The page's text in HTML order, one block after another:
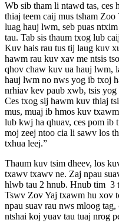
Wb sib tham li ntawd tas,
thiaj teem caij mus tsham
luag hauj lwm, seb puas
tau. Tab sis thaum txog lub
Kuv hais rau tus tij laug kuv
hawm rau kuv xav me ntsis
qhov chaw kuv ua hauj lwm,
hauj lwm no nws yog ib txoj
nrhiav kev paub xwb, tsis
Ces txog sij hawm kuv thiaj
mus, muaj ib hmos kuv
lub kwj ha qhuav, ces pom ib
moj zeej ntoo cia li sawv los
txhua leej.”
Thaum kuv tsim dheev, los
txawv txawv ne. Zaj npau
hlwb tau 2 hnub. Hnub tim 3
Tswv Zov Yaj txawm hu xov
npau suav rau nws mloog
ntshai koj yuav tau tuaj nrog